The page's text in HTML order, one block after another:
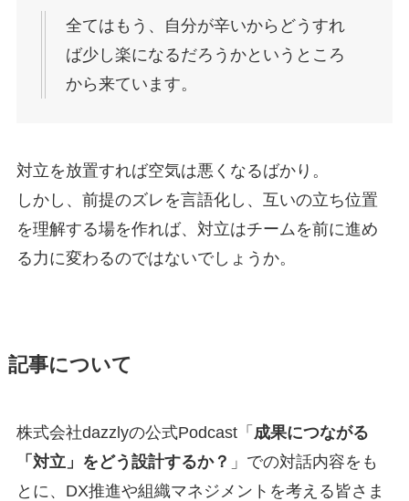
全てはもう、自分が辛いからどうすれ
ば少し楽になるだろうかというところ
から来ています。
対立を放置すれば空気は悪くなるばかり。
しかし、前提のズレを言語化し、互いの立ち位置
を理解する場を作れば、対立はチームを前に進め
る力に変わるのではないでしょうか。
記事について
株式会社dazzlyの公式Podcast「 成果につながる
「対立」をどう設計するか？ 」での対話内容をも
とに、DX推進や組織マネジメントを考える皆さま